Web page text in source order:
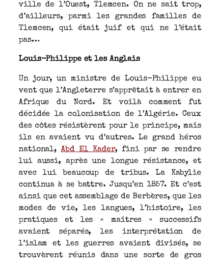
ville de l’Ouest, Tlemcen. On ne sait trop,
d’ailleurs, parmi les grandes familles de
Tlemcen, qui était juif et qui ne l’était
pas…
Louis-Philippe et les Anglais
Un jour, un ministre de Louis-Philippe eu
vent que l’Angleterre s’apprêtait à entrer en
Afrique du Nord. Et voilà comment fut
décidée la colonisation de l’Algérie. Ceux
des côtes résistèrent pour le principe, mais
ils en avaient vu d’autres. Le grand héros
national,Abd El Kader, fini par se rendre
lui aussi, après une longue résistance, et
avec lui beaucoup de tribus. La Kabylie
continua à se battre. Jusqu’en 1857. Et c’est
ainsi que cet assemblage de Berbères, que les
modes de vie, les langues, l’histoire, les
pratiques et les « maîtres » successifs
avaient séparés, les interprétation de
l’islam et les guerres avaient divisés, se
trouvèrent réunis dans une sorte de gros